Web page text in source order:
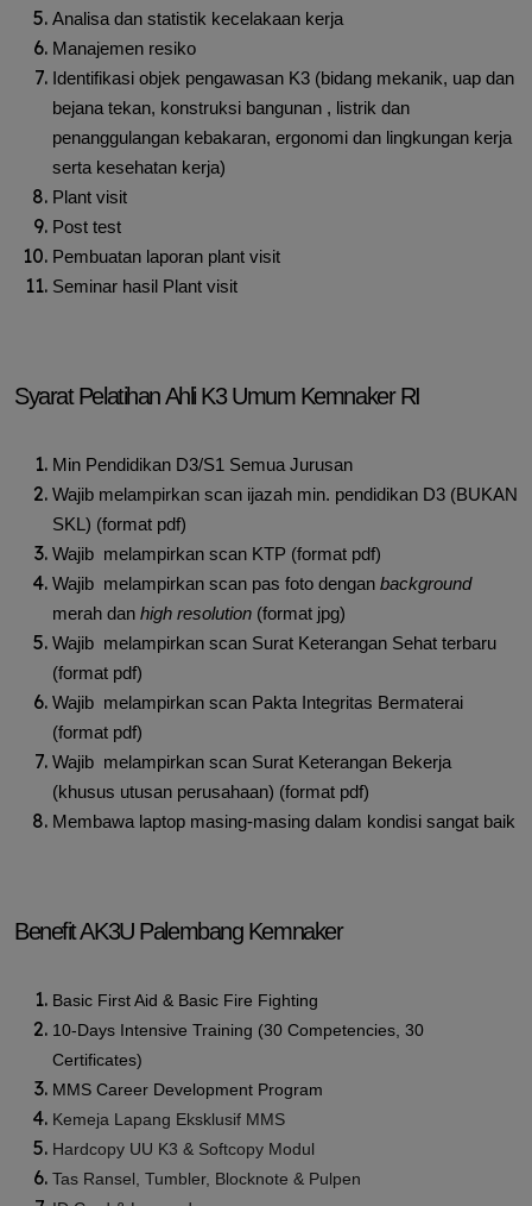
Analisa dan statistik kecelakaan kerja
Manajemen resiko
Identifikasi objek pengawasan K3 (bidang mekanik, uap dan
bejana tekan, konstruksi bangunan , listrik dan
penanggulangan kebakaran, ergonomi dan lingkungan kerja
serta kesehatan kerja)
Plant visit
Post test
Pembuatan laporan plant visit
Seminar hasil Plant visit
Syarat Pelatihan Ahli K3 Umum Kemnaker RI
Min Pendidikan D3/S1 Semua Jurusan
Wajib melampirkan scan ijazah min. pendidikan D3 (BUKAN
SKL) (format pdf)
Wajib melampirkan scan KTP (format pdf)
Wajib melampirkan scan pas foto dengan background
merah dan high resolution (format jpg)
Wajib melampirkan scan Surat Keterangan Sehat terbaru
(format pdf)
Wajib melampirkan scan Pakta Integritas Bermaterai
(format pdf)
Wajib melampirkan scan Surat Keterangan Bekerja
(khusus utusan perusahaan) (format pdf)
Membawa laptop masing-masing dalam kondisi sangat baik
Benefit AK3U Palembang Kemnaker
Basic First Aid & Basic Fire Fighting
10-Days Intensive Training (30 Competencies, 30
Certificates)
MMS Career Development Program
Kemeja Lapang Eksklusif MMS
Hardcopy UU K3 & Softcopy Modul
Tas Ransel, Tumbler, Blocknote & Pulpen